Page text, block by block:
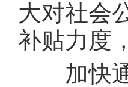
大对社会
补贴力度
加快通